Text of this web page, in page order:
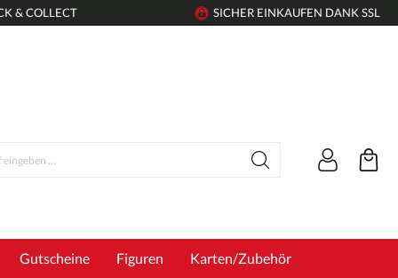
& COLLECT SICHER EINKAUFEN DANK SSL
Gutscheine Figuren Karten/Zubehör